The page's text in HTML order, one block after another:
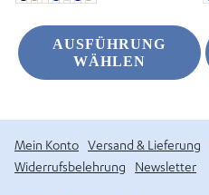
AUSFÜHRUNG
WÄHLEN
Mein Konto Versand & Lieferung
Widerrufsbelehrung
Newsletter